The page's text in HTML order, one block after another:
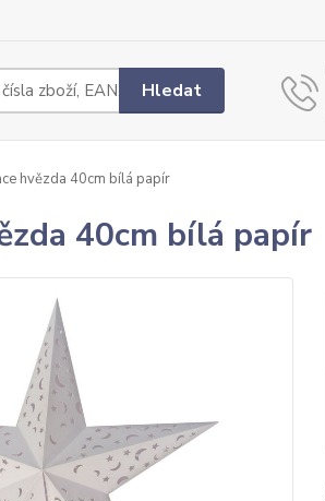
Hledat
hvězda 40cm bílá papír
40cm bílá papír